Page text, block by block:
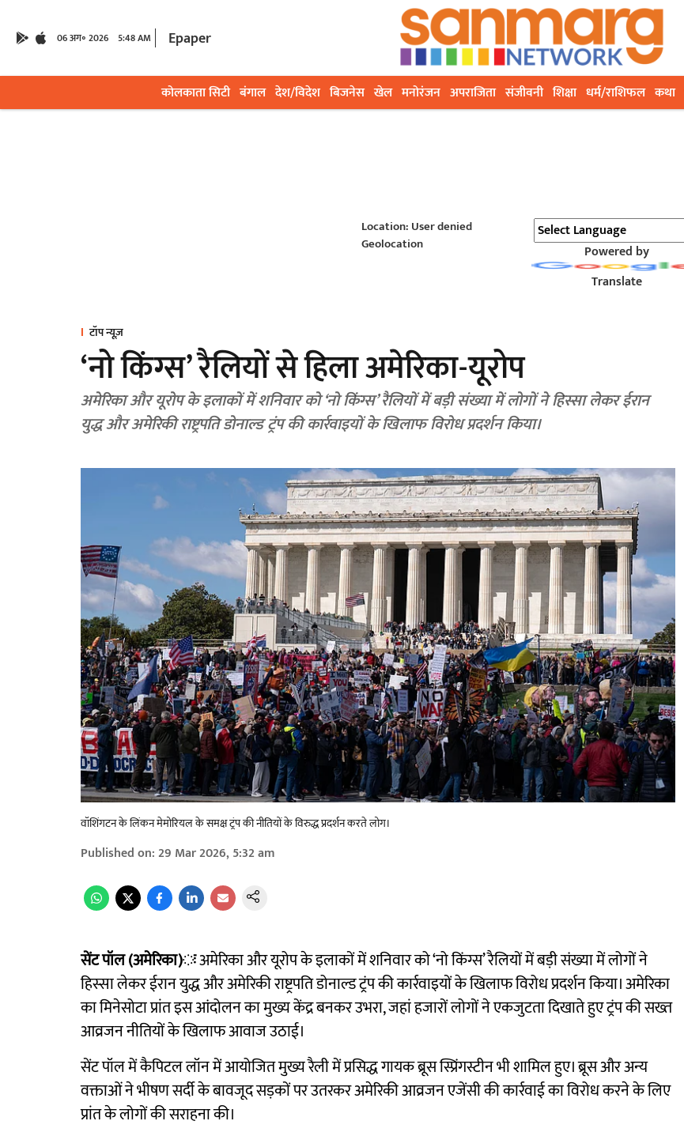
06 अग॰ 2026 5:48 AM Epaper
कोलकाता सिटी बंगाल देश/विदेश बिजनेस खेल मनोरंजन अपराजिता संजीवनी शिक्षा धर्म/राशिफल कथा
Location: User denied
Geolocation
Powered by
Translate
टॉप न्यूज़
‘नो किंग्स’ रैलियों से हिला अमेरिका-यूरोप
अमेरिका और यूरोप के इलाकों में शनिवार को ‘नो किंग्स’ रैलियों में बड़ी संख्या में लोगों ने हिस्सा लेकर ईरान
युद्ध और अमेरिकी राष्ट्रपति डोनाल्ड ट्रंप की कार्रवाइयों के खिलाफ विरोध प्रदर्शन किया।
वॉशिंगटन के लिंकन मेमोरियल के समक्ष ट्रंप की नीतियों के विरुद्ध प्रदर्शन करते लोग।
Published on:29 Mar 2026, 5:32 am
सेंट पॉल (अमेरिका)ःअमेरिका और यूरोप के इलाकों में शनिवार को ‘नो किंग्स’ रैलियों में बड़ी संख्या में लोगों ने
हिस्सा लेकर ईरान युद्ध और अमेरिकी राष्ट्रपति डोनाल्ड ट्रंप की कार्रवाइयों के खिलाफ विरोध प्रदर्शन किया। अमेरिका
का मिनेसोटा प्रांत इस आंदोलन का मुख्य केंद्र बनकर उभरा, जहां हजारों लोगों ने एकजुटता दिखाते हुए ट्रंप की सख्त
आव्रजन नीतियों के खिलाफ आवाज उठाई।
सेंट पॉल में कैपिटल लॉन में आयोजित मुख्य रैली में प्रसिद्ध गायक ब्रूस स्प्रिंगस्टीन भी शामिल हुए। ब्रूस और अन्य
वक्ताओं ने भीषण सर्दी के बावजूद सड़कों पर उतरकर अमेरिकी आव्रजन एजेंसी की कार्रवाई का विरोध करने के लिए
प्रांत के लोगों की सराहना की।